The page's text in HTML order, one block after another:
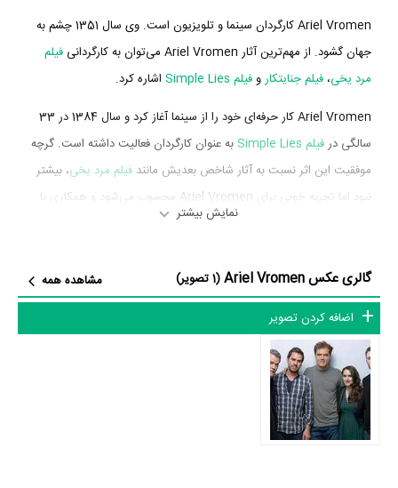
Ariel Vromen کارگردان سینما و تلویزیون است. وی سال 1351 چشم به
جهان گشود. از مهم‌ترین آثار Ariel Vromen می‌توان به کارگردانی
فیلم
مرد یخی، فیلم جنایتکاروفیلم Simple Lies
اشاره کرد.
Ariel Vromen کار حرفه‌ای خود را از سینما آغاز کرد و سال 1384 در 33
سالگی درفیلم Simple Lies
به عنوان کارگردان فعالیت داشته است. گرچه
موفقیت این اثر نسبت به آثار شاخص بعدیش مانند فیلم مرد یخی، بیشتر
نبود اما تجربه خوبی برای Ariel Vromen محسوب می‌شود و همکاری با
Eric Balfour ،کالین هنکس
Ariel Vromen در سال 1391 دوره‌ی پرتلاشی را در عرصه سینما و تلویزیون
این سال، فعالیت درفیلم مرد یخی
شاید یکی از مهم‌ترین بخش‌های بیوگرافی Ariel Vromen فعالیت در
مرد یخیبوده است. Ariel Vromen سال 1391 در 40 سالگی
یخی
را کارگردانی کرد که توانست خود را میان اهالی فضای سینما مطرح
نمایش بیشتر
گالری عکس Ariel Vromen (1 تصویر)
مشاهده همه
اضافه کردن تصویر